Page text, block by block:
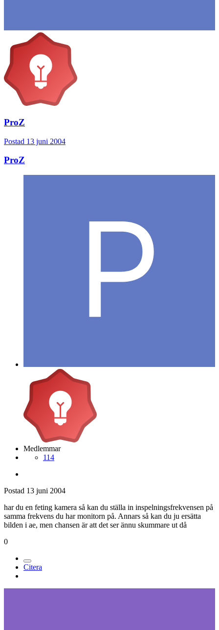
ProZ
Postad 13 juni 2004
ProZ
Medlemmar
114
Postad 13 juni 2004
har du en feting kamera så kan du ställa in inspelningsfrekvensen på
samma frekvens du har monitorn på. Annars så kan du ju ersätta
bilden i ae, men chansen är att det ser ännu skummare ut då
0
Citera